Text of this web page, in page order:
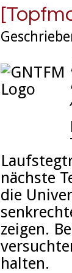
nächste
die
zeigen.
halten.